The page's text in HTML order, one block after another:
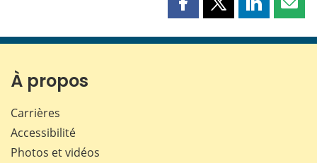
Partager
page
Partager
page
Partager
page page
À propos
Carrières
Accessibilité
Photos et vidéos